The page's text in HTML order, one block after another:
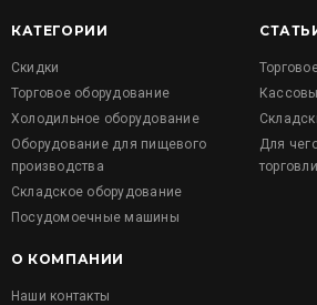
КАТЕГОРИИ
Скидки
Торговое оборудование
Холодильное оборудование
Оборудование для пищевого
производства
Складское оборудование
Посудомоечные машины
Для
О КОМПАНИИ
Наши контакты